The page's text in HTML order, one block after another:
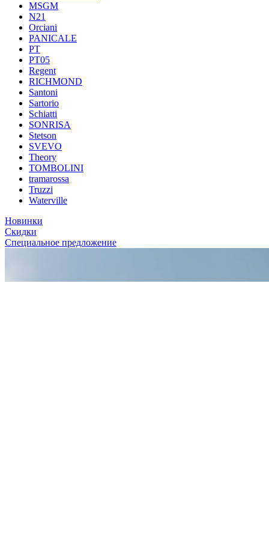
MSGM
N21
Orciani
PANICALE
PT
PT05
Regent
RICHMOND
Santoni
Sartorio
Schiatti
SONRISA
Stetson
SVEVO
Theory
TOMBOLINI
tramarossa
Truzzi
Waterville
Новинки
Скидки
Специальное предложение